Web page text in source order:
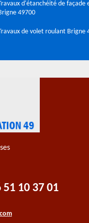
d'étanchéité de façade
49700
de volet roulant Brigne
51 10 37 01